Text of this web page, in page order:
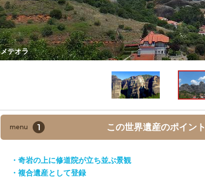
メテオラ
menu 1 この世界遺産のポイント
・奇岩の上に修道院が立ち並ぶ景観
・複合遺産として登録